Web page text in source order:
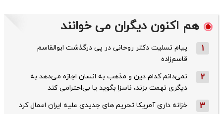
هم اکنون دیگران می خوانند
1
پیام تسلیت دکتر روحانی در پی درگذشت ابوالقاسم
قاسم‌زاده
2
نمی‌دانم کدام دین و مذهب به انسان اجازه می‌دهد به
دیگری تهمت بزند، ناسزا بگوید یا بی‌احترامی کند
3 خزانه داری آمریکا تحریم های جدیدی علیه ایران اعمال کرد